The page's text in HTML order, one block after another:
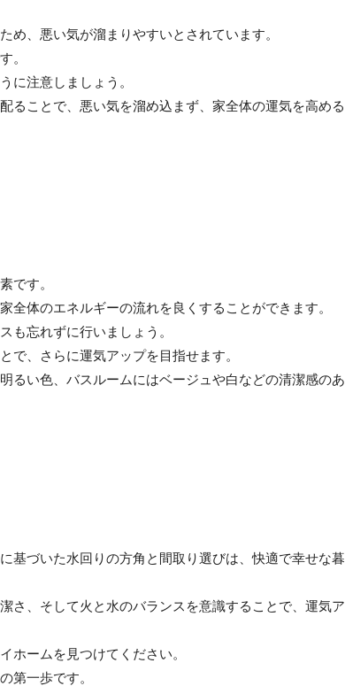
め、悪い気が溜まりやすいとされています。
。
に注意しましょう。
ることで、悪い気を溜め込まず、家全体の運気を高める
です。
全体のエネルギーの流れを良くすることができます。
も忘れずに行いましょう。
で、さらに運気アップを目指せます。
るい色、バスルームにはベージュや白などの清潔感のあ
基づいた水回りの方角と間取り選びは、快適で幸せな暮
さ、そして火と水のバランスを意識することで、運気ア
ホームを見つけてください。
第一歩です。